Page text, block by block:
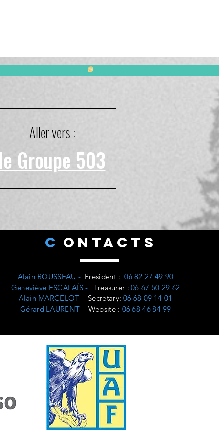
Aller vers :
Groupe 503
C ONTACTS
Alain ROUSSEAU - President : 06 82 27 49 90
Geneviève ESCALAÏS -
Treasurer : 06 67 50 29 62
Alain MARCELOT - Secretary: 06 68 09 14 01
Gérard LAURENT - Website : 06 68 46 84 99